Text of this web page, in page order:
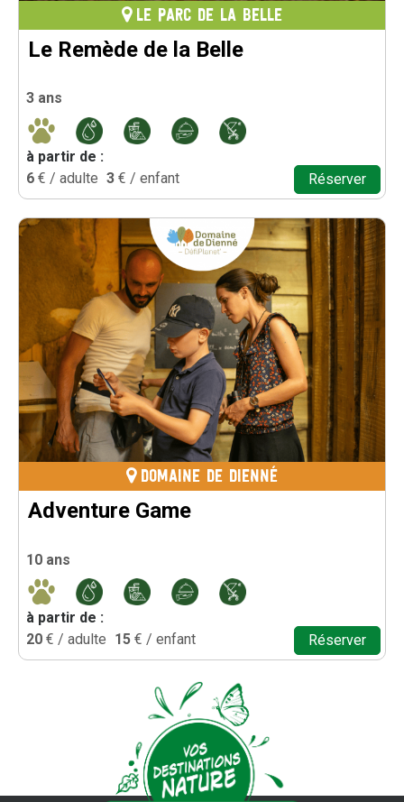
Le Remède de la Belle
LE PARC DE LA BELLE
3 ans
à partir de :
6 € / adulte 3 € / enfant Réserver
Adventure Game
DOMAINE DE DIENNÉ
10 ans
à partir de :
20 € / adulte 15 € / enfant Réserver